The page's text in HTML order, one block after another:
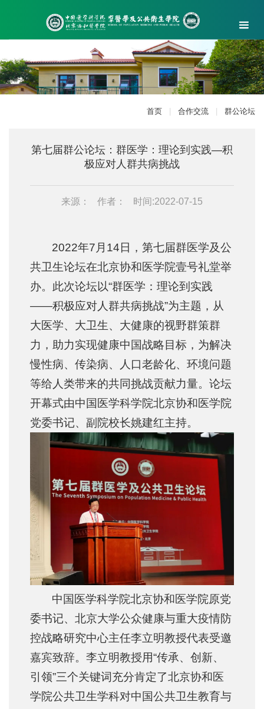
首页 合作交流 群公论坛
第七届群公论坛：群医学：理论到实践—积
极应对人群共病挑战
来源： 作者： 时间:2022-07-15
2022年7月14日，第七届群医学及公
共卫生论坛在北京协和医学院壹号礼堂举
办。此次论坛以“群医学：理论到实践
——积极应对人群共病挑战”为主题，从
大医学、大卫生、大健康的视野群策群
力，助力实现健康中国战略目标，为解决
慢性病、传染病、人口老龄化、环境问题
等给人类带来的共同挑战贡献力量。论坛
开幕式由中国医学科学院北京协和医学院
党委书记、副院校长姚建红主持。
中国医学科学院北京协和医学院原党
委书记、北京大学公众健康与重大疫情防
控战略研究中心主任李立明教授代表受邀
嘉宾致辞。李立明教授用“传承、创新、
引领”三个关键词充分肯定了北京协和医
学院公共卫生学科对中国公共卫生教育与